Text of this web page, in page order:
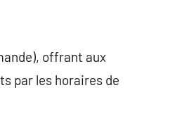
offrant aux
par les horaires de